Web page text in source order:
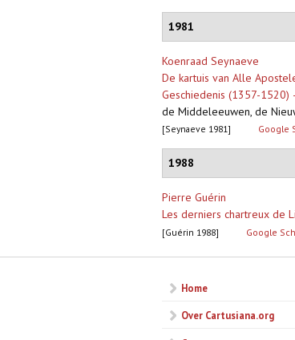
1981
Koenraad Seynaeve
De kartuis van Alle
Geschiedenis (1357-
de Middeleeuwen, de
[Seynaeve 1981] Google
1988
Pierre Guérin
Les derniers chartreux de
[Guérin 1988] Google
Home
Over Cartusiana.org